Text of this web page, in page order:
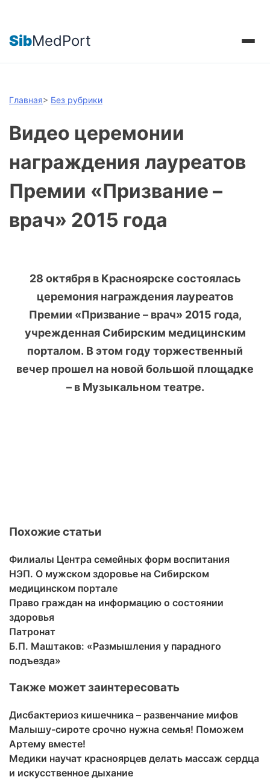
SibMedPort
Главная> Без рубрики
Видео церемонии
награждения лауреатов
Премии «Призвание –
врач» 2015 года
28 октября в Красноярске состоялась
церемония награждения лауреатов
Премии «Призвание – врач» 2015 года,
учрежденная Сибирским медицинским
порталом. В этом году торжественный
вечер прошел на новой большой площадке
– в Музыкальном театре.
Похожие статьи
Филиалы Центра семейных форм воспитания
НЭП. О мужском здоровье на Сибирском
медицинском портале
Право граждан на информацию о состоянии
здоровья
Патронат
Б.П. Маштаков: «Размышления у парадного
подъезда»
Также может заинтересовать
Дисбактериоз кишечника – развенчание мифов
Малышу-сироте срочно нужна семья! Поможем
Артему вместе!
Медики научат красноярцев делать массаж сердца
и искусственное дыхание